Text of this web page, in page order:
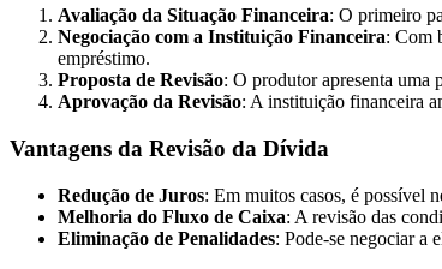
Avaliação da Situação Financeira: O primeiro
Negociação com a Instituição Financeira: Com
empréstimo.
Proposta de Revisão: O produtor apresenta uma
Aprovação da Revisão: A instituição financeira
Vantagens da Revisão da Dívida
Redução de Juros: Em muitos casos, é possível
Melhoria do Fluxo de Caixa: A revisão das
Eliminação de Penalidades: Pode-se negociar a